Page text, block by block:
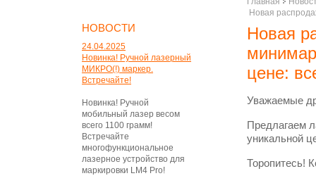
НОВОСТИ
24.04.2025
Новинка! Ручной лазерный
МИКРО(!) маркер.
Встречайте!
Новинка! Ручной
мобильный лазер весом
всего 1100 грамм!
Встречайте
многофункциональное
лазерное устройство для
маркировки LM4 Pro!
Новая
Новая
цене:
Уважаемые
Предлагаем
уникальной
Торопитесь!